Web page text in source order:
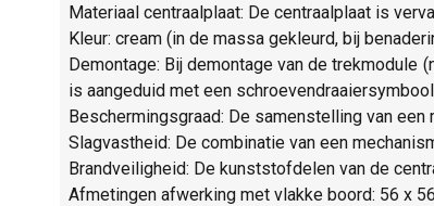
Materiaal centraalplaat: De centraalplaat is
Kleur: cream (in de massa gekleurd, bij
Demontage: Bij demontage van de trekmodule
is aangeduid met een
Beschermingsgraad: De samenstelling van
Slagvastheid: De combinatie van een
Brandveiligheid: De kunststofdelen van de
Afmetingen afwerking met vlakke boord: 56 x